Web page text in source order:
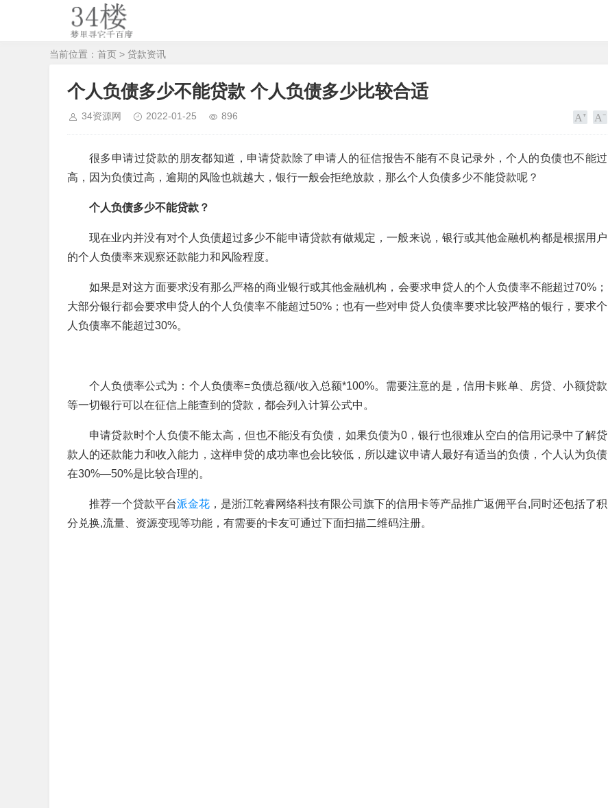
当前位置： 首页 > 贷款资讯
个人负债多少不能贷款 个人负债多少比较合适
34资源网 2022-01-25 896
很多申请过贷款的朋友都知道，申请贷款除了申请人的征信报告不能有不良记录外，个人的负债也不能过
高，因为负债过高，逾期的风险也就越大，银行一般会拒绝放款，那么个人负债多少不能贷款呢？
个人负债多少不能贷款？
现在业内并没有对个人负债超过多少不能申请贷款有做规定，一般来说，银行或其他金融机构都是根据用户
的个人负债率来观察还款能力和风险程度。
如果是对这方面要求没有那么严格的商业银行或其他金融机构，会要求申贷人的个人负债率不能超过70%；
大部分银行都会要求申贷人的个人负债率不能超过50%；也有一些对申贷人负债率要求比较严格的银行，要求个
人负债率不能超过30%。
个人负债率公式为：个人负债率=负债总额/收入总额*100%。需要注意的是，信用卡账单、房贷、小额贷款
等一切银行可以在征信上能查到的贷款，都会列入计算公式中。
申请贷款时个人负债不能太高，但也不能没有负债，如果负债为0，银行也很难从空白的信用记录中了解贷
款人的还款能力和收入能力，这样申贷的成功率也会比较低，所以建议申请人最好有适当的负债，个人认为负债
在30%—50%是比较合理的。
推荐一个贷款平台派金花 ，是浙江乾睿网络科技有限公司旗下的信用卡等产品推广返佣平台,同时还包括了积
分兑换,流量、资源变现等功能，有需要的卡友可通过下面扫描二维码注册。